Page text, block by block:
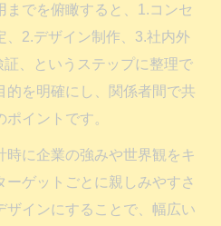
までを俯瞰すると、1.コンセ
、2.デザイン制作、3.社内外
、というステップに整理で
的を明確にし、関係者間で共
イントです。
時に企業の強みや世界観をキ
ーゲットごとに親しみやすさ
ザインにすることで、幅広い